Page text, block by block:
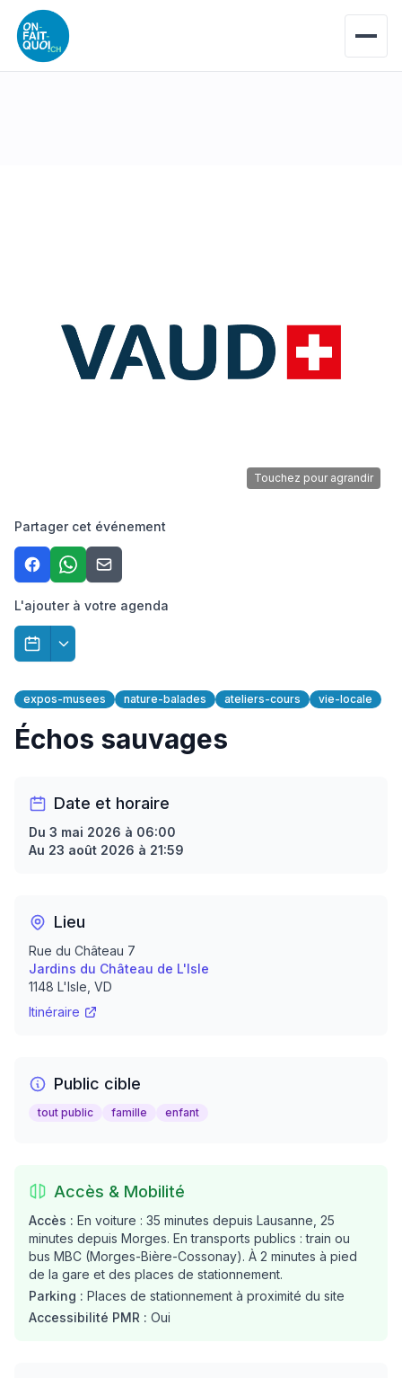
Touchez pour agrandir
Partager cet événement
L'ajouter à votre agenda
expos-musees nature-balades ateliers-cours vie-locale
Échos sauvages
Date et horaire
Du 3 mai 2026 à 06:00
Au 23 août 2026 à 21:59
Lieu
Rue du Château 7
Jardins du Château de L'Isle
1148 L'Isle , VD
Itinéraire
Public cible
tout public famille enfant
Accès & Mobilité
Accès : En voiture : 35 minutes depuis Lausanne, 25
minutes depuis Morges. En transports publics : train ou
bus MBC (Morges-Bière-Cossonay). À 2 minutes à pied
de la gare et des places de stationnement.
Parking : Places de stationnement à proximité du site
Accessibilité PMR : Oui